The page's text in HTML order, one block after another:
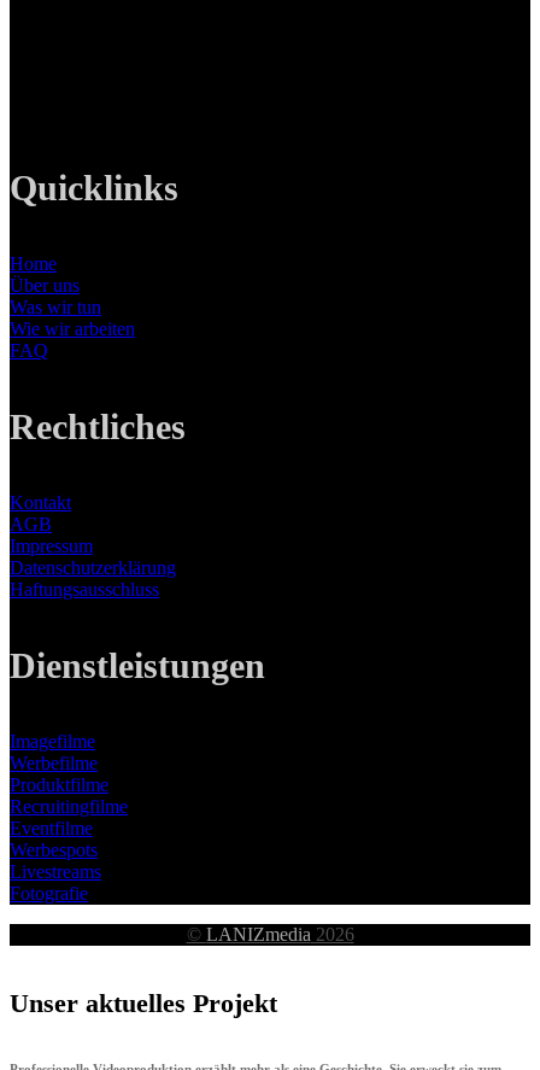
Quicklinks
Home
Über uns
Was wir tun
Wie wir arbeiten
FAQ
Rechtliches
Kontakt
AGB
Impressum
Datenschutzerklärung
Haftungsausschluss
Dienstleistungen
Imagefilme
Werbefilme
Produktfilme
Recruitingfilme
Eventfilme
Werbespots
Livestreams
Fotografie
© LANIZmedia 2026
Unser aktuelles Projekt